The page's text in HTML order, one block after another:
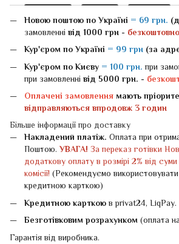
Новою поштоюпо Україні = 69 грн.
замовленні від 1000 грн - безкоштовно
Кур'єром по Україні = 99 грн (за
Кур'єром по Києву = 100 грн. при
при замовленні від 5000 грн. -
Оплачені замовлення мають
відправляються впродовж 3 годин
Більше інформації про доставку
Накладений платіж. Оплата при
Поштою.УВАГА! За переказ готівки
додаткову оплату в розмірі 2% від
комісії! (Рекомендуємо
кредитною карткою)
Кредитною карткоюв privat24, LiqPay.
Безготівковим розрахунком(оплата
Гарантія від виробника.